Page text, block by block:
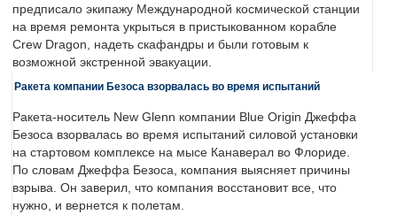
предписало экипажу Международной космической станции
на время ремонта укрыться в пристыкованном корабле
Crew Dragon, надеть скафандры и были готовым к
возможной экстренной эвакуации.
Ракета компании Безоса взорвалась во время испытаний
Ракета-носитель New Glenn компании Blue Origin Джеффа
Безоса взорвалась во время испытаний силовой установки
на стартовом комплексе на мысе Канаверал во Флориде.
По словам Джеффа Безоса, компания выясняет причины
взрыва. Он заверил, что компания восстановит все, что
нужно, и вернется к полетам.